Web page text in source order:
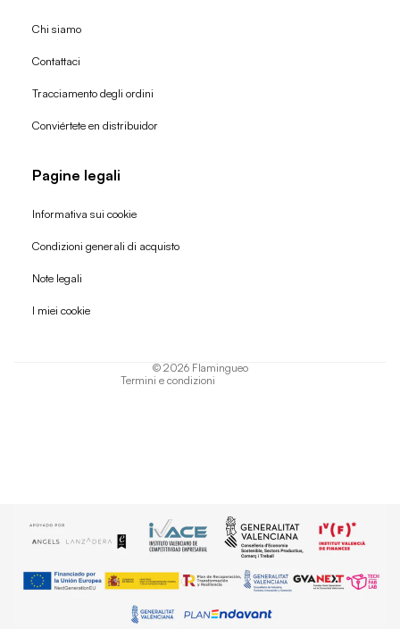
Chi siamo
Contattaci
Tracciamento degli ordini
Conviértete en distribuidor
Pagine legali
Informativa sui cookie
Condizioni generali di acquisto
Note legali
I miei cookie
© 2026 Flamingueo
Termini e condizioni
Politica di rimborso